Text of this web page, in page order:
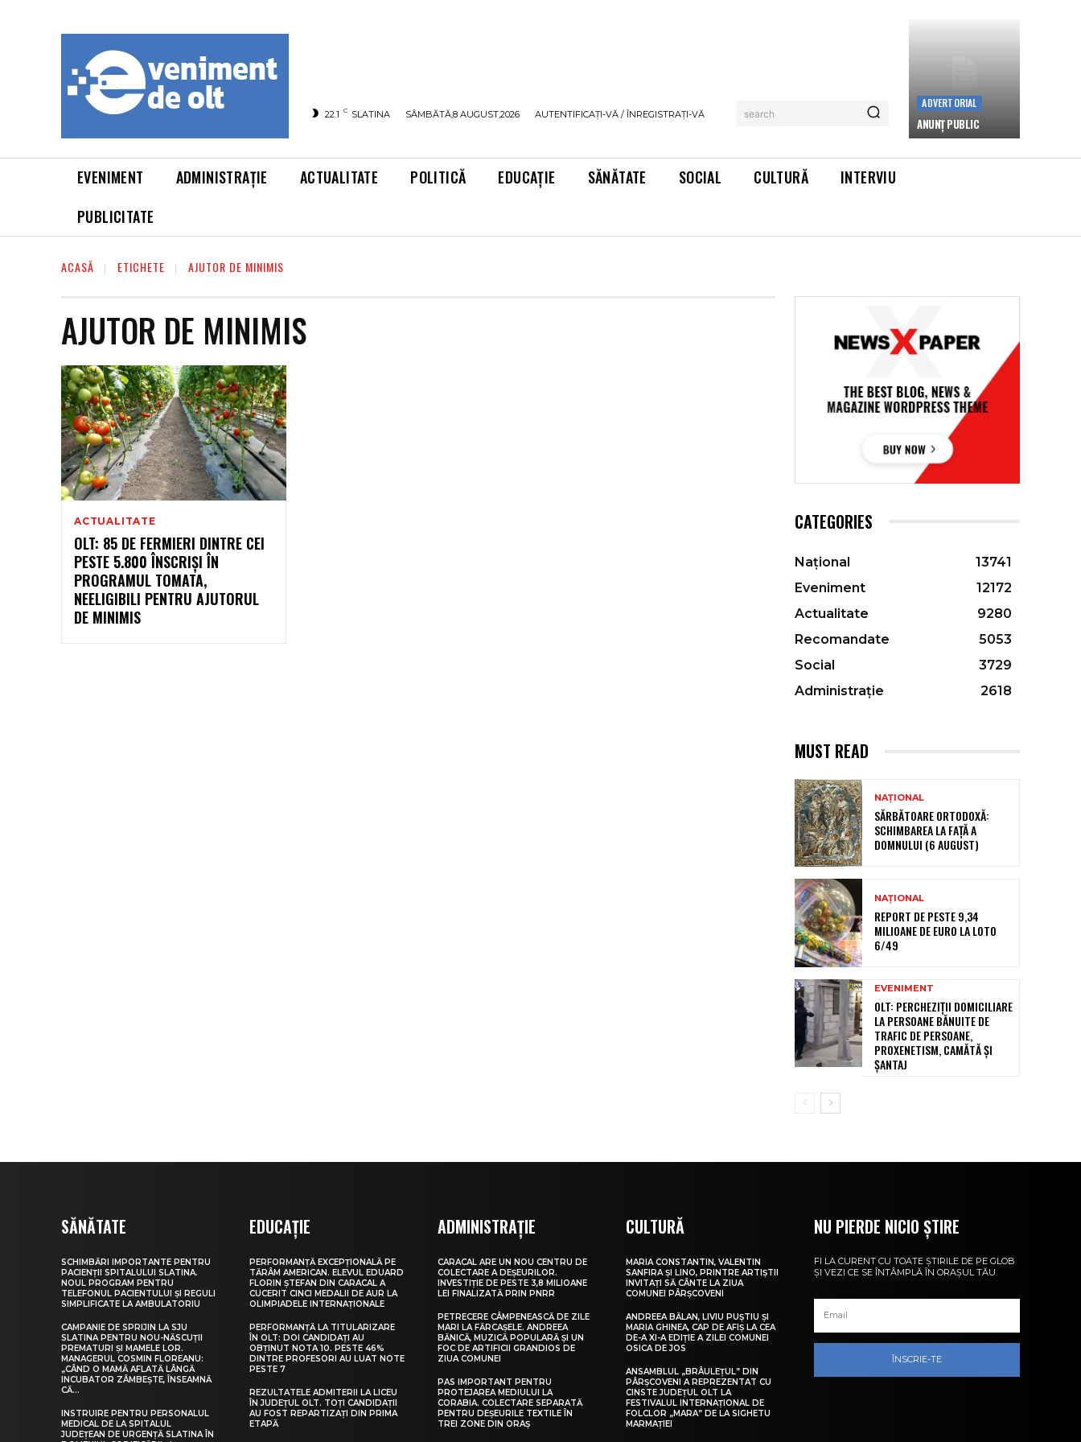
22.1 C SLATINA SÂMBĂTĂ,8 AUGUST,2026 AUTENTIFICAȚI-VĂ / ÎNREGISTRAȚI-VĂ search
ADVERTORIAL
ANUNȚ PUBLIC
EVENIMENT ADMINISTRAȚIE ACTUALITATE POLITICĂ EDUCAȚIE SĂNĂTATE SOCIAL CULTURĂ
INTERVIU
PUBLICITATE
ACASĂ ETICHETE AJUTOR DE MINIMIS
AJUTOR DE MINIMIS
ACTUALITATE
OLT: 85 DE FERMIERI DINTRE CEI
PESTE 5.800 ÎNSCRIŞI ÎN
PROGRAMUL TOMATA,
NEELIGIBILI PENTRU AJUTORUL
DE MINIMIS
CATEGORIES
Național
13741
Eveniment
12172
Actualitate
9280
Recomandate
5053
Social
3729
Administrație
2618
MUST READ
NAȚIONAL
SĂRBĂTOARE ORTODOXĂ:
SCHIMBAREA LA FAȚĂ A
DOMNULUI (6 AUGUST)
NAȚIONAL
REPORT DE PESTE 9,34
MILIOANE DE EURO LA LOTO
6/49
EVENIMENT
OLT: PERCHEZIŢII DOMICILIARE
LA PERSOANE BĂNUITE DE
TRAFIC DE PERSOANE,
PROXENETISM, CAMĂTĂ ŞI
ŞANTAJ
SĂNĂTATE
SCHIMBĂRI IMPORTANTE PENTRU
PACIENȚII SPITALULUI SLATINA.
NOUL PROGRAM PENTRU
TELEFONUL PACIENTULUI ȘI REGULI
SIMPLIFICATE LA AMBULATORIU
CAMPANIE DE SPRIJIN LA SJU
SLATINA PENTRU NOU-NĂSCUȚII
PREMATURI ȘI MAMELE LOR.
MANAGERUL COSMIN FLOREANU:
„CÂND O MAMĂ AFLATĂ LÂNGĂ
INCUBATOR ZÂMBEȘTE, ÎNSEAMNĂ
CĂ...
INSTRUIRE PENTRU PERSONALUL
MEDICAL DE LA SPITALUL
JUDEȚEAN DE URGENȚĂ SLATINA ÎN
EDUCAȚIE
PERFORMANȚĂ EXCEPȚIONALĂ PE
TĂRÂM AMERICAN. ELEVUL EDUARD
FLORIN ȘTEFAN DIN CARACAL A
CUCERIT CINCI MEDALII DE AUR LA
OLIMPIADELE INTERNAȚIONALE
PERFORMANȚĂ LA TITULARIZARE
ÎN OLT: DOI CANDIDAȚI AU
OBȚINUT NOTA 10. PESTE 46%
DINTRE PROFESORI AU LUAT NOTE
PESTE 7
REZULTATELE ADMITERII LA LICEU
ÎN JUDEȚUL OLT. TOȚI CANDIDAȚII
AU FOST REPARTIZAȚI DIN PRIMA
ETAPĂ
ADMINISTRAȚIE
CARACAL ARE UN NOU CENTRU DE
COLECTARE A DEȘEURILOR.
INVESTIȚIE DE PESTE 3,8 MILIOANE
LEI FINALIZATĂ PRIN PNRR
PETRECERE CÂMPENEASCĂ DE ZILE
MARI LA FĂRCAȘELE. ANDREEA
BĂNICĂ, MUZICĂ POPULARĂ ȘI UN
FOC DE ARTIFICII GRANDIOS DE
ZIUA COMUNEI
PAS IMPORTANT PENTRU
PROTEJAREA MEDIULUI LA
CORABIA. COLECTARE SEPARATĂ
PENTRU DEȘEURILE TEXTILE ÎN
TREI ZONE DIN ORAȘ
CULTURĂ
MARIA CONSTANTIN, VALENTIN
SANFIRA ȘI LINO, PRINTRE ARTIȘTII
INVITAȚI SĂ CÂNTE LA ZIUA
COMUNEI PÂRȘCOVENI
ANDREEA BĂLAN, LIVIU PUȘTIU ȘI
MARIA GHINEA, CAP DE AFIȘ LA CEA
DE-A XI-A EDIȚIE A ZILEI COMUNEI
OSICA DE JOS
ANSAMBLUL „BRÂULEȚUL” DIN
PÂRȘCOVENI A REPREZENTAT CU
CINSTE JUDEȚUL OLT LA
FESTIVALUL INTERNAȚIONAL DE
FOLCLOR „MARA” DE LA SIGHETU
MARMAȚIEI
NU PIERDE NICIO ȘTIRE
FI LA CURENT CU TOATE ȘTIRILE DE PE GLOB
ȘI VEZI CE SE ÎNTÂMPLĂ ÎN ORAȘUL TĂU.
ÎNSCRIE-TE